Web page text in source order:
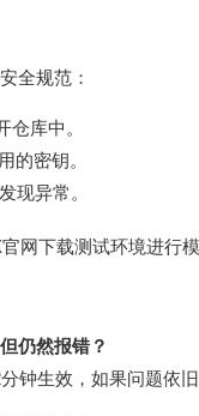
全规范：
库中。
的密钥。
现异常。
网下载测试环境进行
仍然报错？
钟生效，如果问题依